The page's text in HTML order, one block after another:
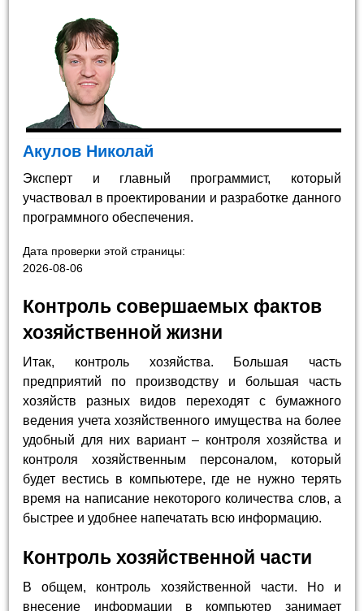
Акулов Николай
Эксперт и главный программист, который
участвовал в проектировании и разработке данного
программного обеспечения.
Дата проверки этой страницы:
2026-08-06
Контроль совершаемых фактов
хозяйственной жизни
Итак, контроль хозяйства. Большая часть
предприятий по производству и большая часть
хозяйств разных видов переходят с бумажного
ведения учета хозяйственного имущества на более
удобный для них вариант – контроля хозяйства и
контроля хозяйственным персоналом, который
будет вестись в компьютере, где не нужно терять
время на написание некоторого количества слов, а
быстрее и удобнее напечатать всю информацию.
Контроль хозяйственной части
В общем, контроль хозяйственной части. Но и
внесение информации в компьютер занимает